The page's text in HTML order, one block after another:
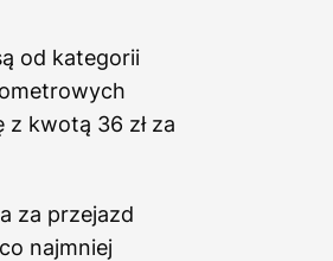
od kategorii
z kwotą 36 zł za
za przejazd
najmniej